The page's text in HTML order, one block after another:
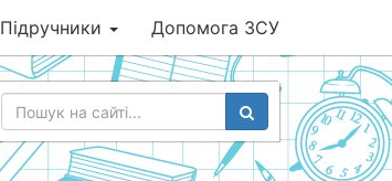
Підручники Допомога ЗСУ